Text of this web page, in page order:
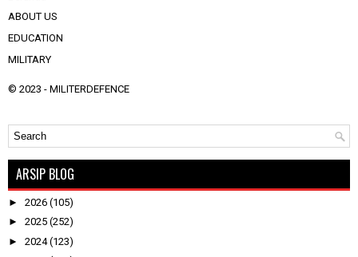
ABOUT US
EDUCATION
MILITARY
© 2023 - MILITERDEFENCE
ARSIP BLOG
► 2026 (105)
► 2025 (252)
► 2024(123)